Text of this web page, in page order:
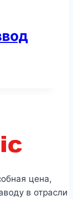
цена,
в отрасли